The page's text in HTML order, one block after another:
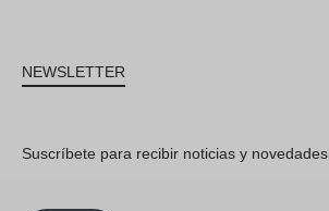
NEWSLETTER
Suscríbete para recibir noticias y novedades